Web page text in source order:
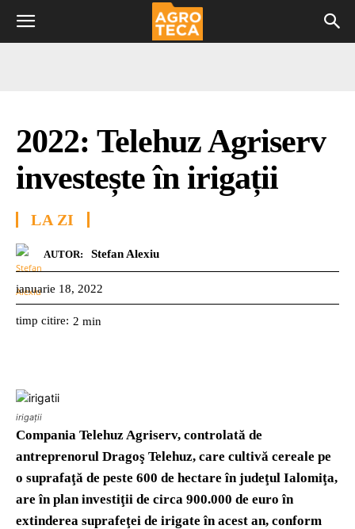
2022: Telehuz Agriserv
investește în irigații
LA ZI
AUTOR: Stefan Alexiu
ianuarie 18, 2022
timp citire: 2 min
irigații
Compania Telehuz Agriserv, controlată de
antreprenorul Dragoş Telehuz, care cultivă cereale pe
o suprafaţă de peste 600 de hectare în judeţul Ialomiţa,
are în plan investiţii de circa 900.000 de euro în
extinderea suprafeţei de irigate în acest an, conform